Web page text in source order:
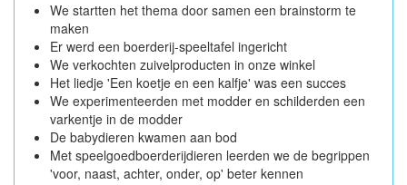
We startten het thema door samen een brainstorm te
maken
Er werd een boerderij-speeltafel ingericht
We verkochten zuivelproducten in onze winkel
Het liedje 'Een koetje en een kalfje' was een succes
We experimenteerden met modder en schilderden een
varkentje in de modder
De babydieren kwamen aan bod
Met speelgoedboerderijdieren leerden we de begrippen
'voor, naast, achter, onder, op' beter kennen